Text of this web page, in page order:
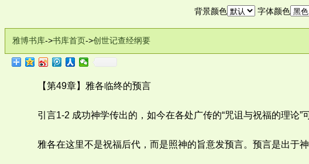
背景颜色 字体颜色
雅博书库->书库首页->创世记查经纲要
【第49章】雅各临终的预言
引言1-2 成功神学传出的，如今在各处广传的“咒诅与祝福的理论”
雅各在这里不是祝福后代，而是照神的旨意发预言。预言是出于神